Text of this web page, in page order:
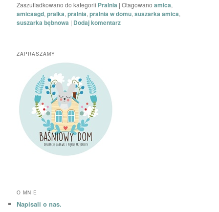
Zaszufladkowano do kategorii Pralnia |Otagowano amica,
amicaagd,pralka,pralnia,pralnia w domu,suszarka amica,
suszarka bębnowa | Dodaj komentarz
ZAPRASZAMY
O MNIE
Napisali o nas.